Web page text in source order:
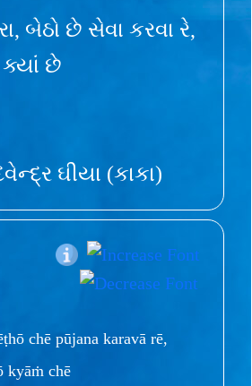
બેઠો છે સેવા કરવા રે,
ક્યાં છે
ઘીયા (કાકા)
chē pūjana karavā rē,
kyāṁ chē